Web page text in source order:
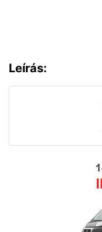
Leírás: